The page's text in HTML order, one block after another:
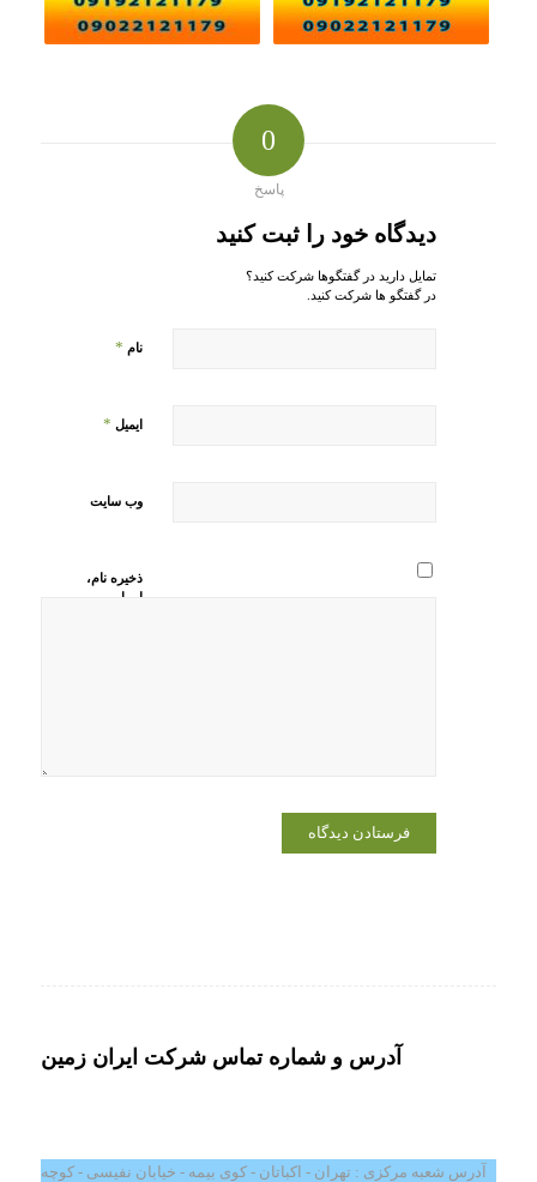
0
پاسخ
دیدگاه خود را ثبت کنید
تمایل دارید در گفتگوها شرکت کنید؟
در گفتگو ها شرکت کنید.
نام *
ایمیل *
وب‌ سایت
ذخیره نام،
ایمیل و
آدرس و شماره تماس شرکت ایران زمین
آدرس شعبه مرکزی : تهران - اکباتان - کوی بیمه - خیابان نفیسی - کوچه